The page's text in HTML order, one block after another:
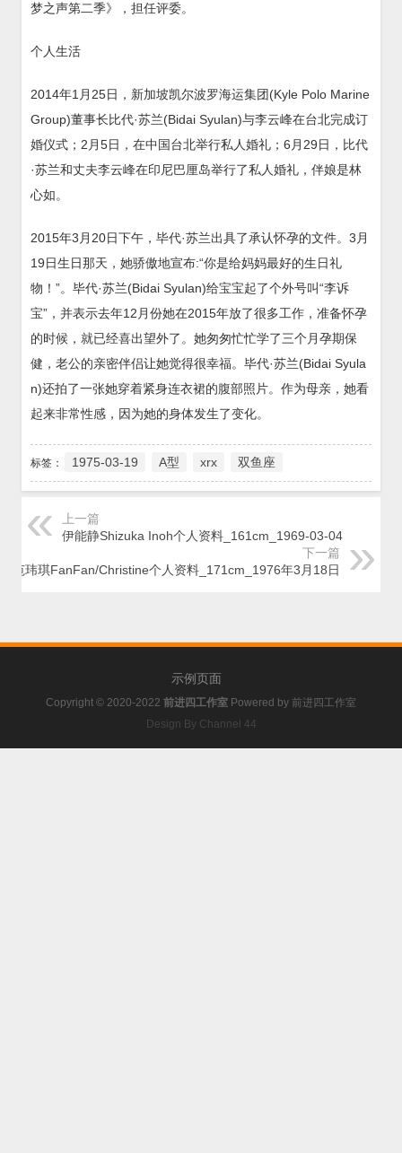
梦之声第二季》，担任评委。
个人生活
2014年1月25日，新加坡凯尔波罗海运集团(Kyle Polo Marine
Group)董事长比代·苏兰(Bidai Syulan)与李云峰在台北完成订
婚仪式；2月5日，在中国台北举行私人婚礼；6月29日，比代
·苏兰和丈夫李云峰在印尼巴厘岛举行了私人婚礼，伴娘是林
心如。
2015年3月20日下午，毕代·苏兰出具了承认怀孕的文件。3月
19日生日那天，她骄傲地宣布:“你是给妈妈最好的生日礼
物！”。毕代·苏兰(Bidai Syulan)给宝宝起了个外号叫“李诉
宝”，并表示去年12月份她在2015年放了很多工作，准备怀孕
的时候，就已经喜出望外了。她匆匆忙忙学了三个月孕期保
健，老公的亲密伴侣让她觉得很幸福。毕代·苏兰(Bidai Syula
n)还拍了一张她穿着紧身连衣裙的腹部照片。作为母亲，她看
起来非常性感，因为她的身体发生了变化。
标签： 1975-03-19 A型 xrx 双鱼座
上一篇
伊能静Shizuka Inoh个人资料_161cm_1969-03-04
下一篇
范玮琪FanFan/Christine个人资料_171cm_1976年3月18日
示例页面
Copyright © 2020-2022 前进四工作室 Powered by 前进四工作室
Design By Channel 44